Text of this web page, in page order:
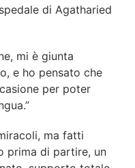
di Agatharied
mi è giunta
e ho pensato che
per poter
ma fatti
prima di partire, un